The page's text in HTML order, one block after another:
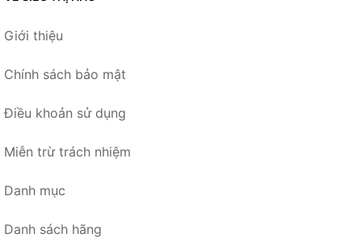
Giới thiệu
Chính sách bảo mật
Điều khoản sử dụng
Miễn trừ trách nhiệm
Danh mục
Danh sách hãng